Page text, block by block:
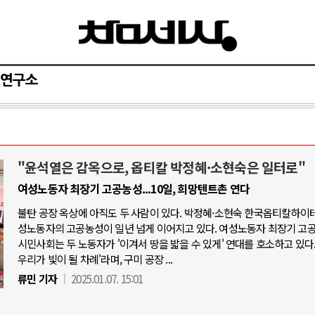
연구소
"윤석열은 감옥으로, 옵티칼 박정혜·소현숙은 일터로"
여성노동자 최장기 고공농성...10일, 희망텐트촌 연다
불탄 공장 옥상에 아직도 두 사람이 있다. 박정혜·소현숙 한국옵티칼하이
성노동자의 고공농성이 일년 넘게 이어지고 있다. 여성노동자 최장기 고
시민사회는 두 노동자가 '이겨서 땅을 밟을 수 있게' 연대를 호소하고 있
우리가 빛이 될 차례'라며, 구미 공장 ...
류민 기자
2025.01.07. 15:01
간
로 글로벌 토큰 시..
놓고 미국 진보진영 ..
투쟁은 새로운 글로..
용: 데이터센터 확산..
러시아-우크라이나 전쟁
전쟁의 추상화: 우크라이나, 대리전
EU·우크라이나 드론 협력 직후, 러
나토, 우크라 군사지원 2027년까지